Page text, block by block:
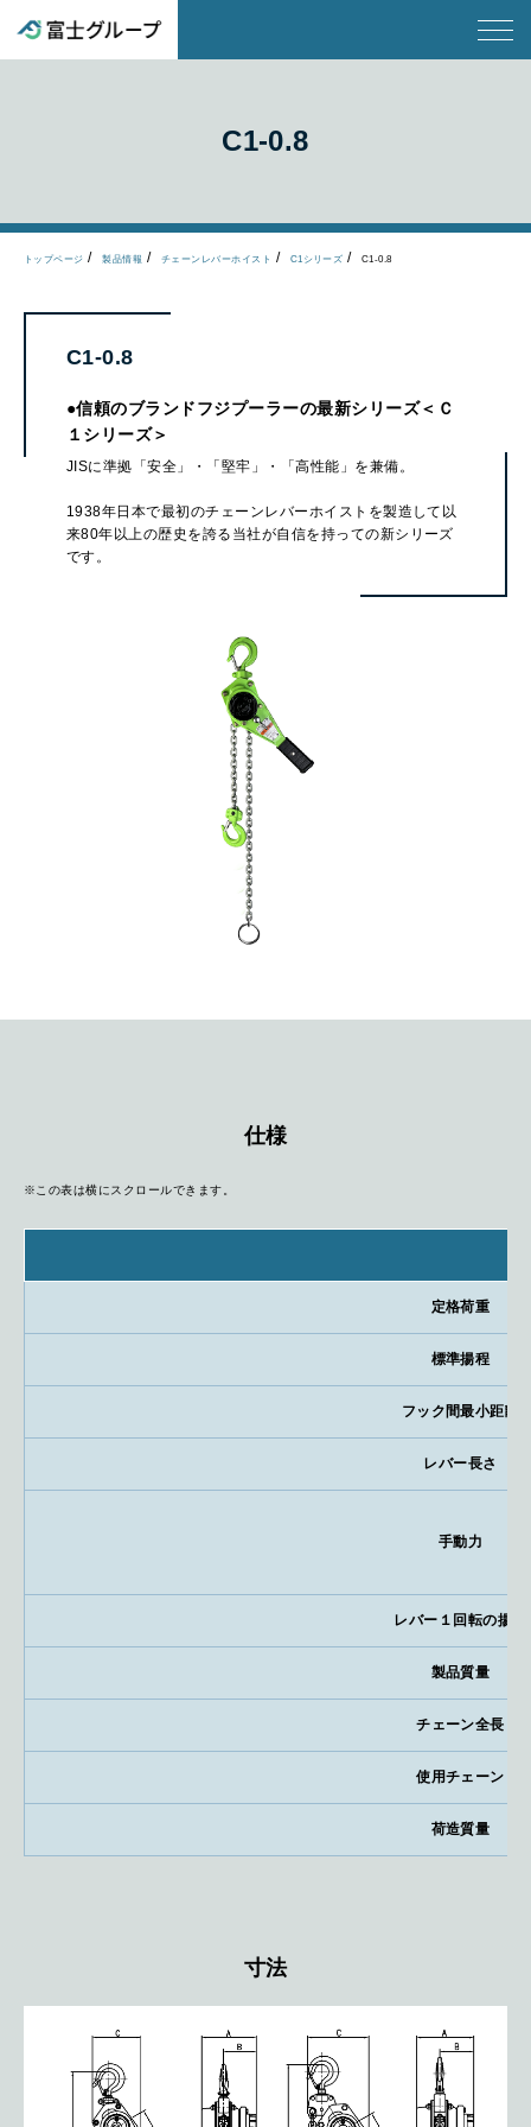
C1-0.8
トップページ 製品情報 チェーンレバーホイスト C1シリーズ C1-0.8
C1-0.8
●信頼のブランドフジプーラーの最新シリーズ＜Ｃ
１シリーズ＞
JISに準拠「安全」・「堅牢」・「高性能」を兼備。
1938年日本で最初のチェーンレバーホイストを製造して以
来80年以上の歴史を誇る当社が自信を持っての新シリーズ
です。
仕様
※この表は横にスクロールできます。
定格荷重
標準揚程
フック間最小距離
レバー長さ
手動力
レバー１回転の揚程
製品質量
チェーン全長
使用チェーン
荷造質量
寸法